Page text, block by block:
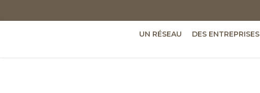
UN RÉSEAU DES ENTREPRISES